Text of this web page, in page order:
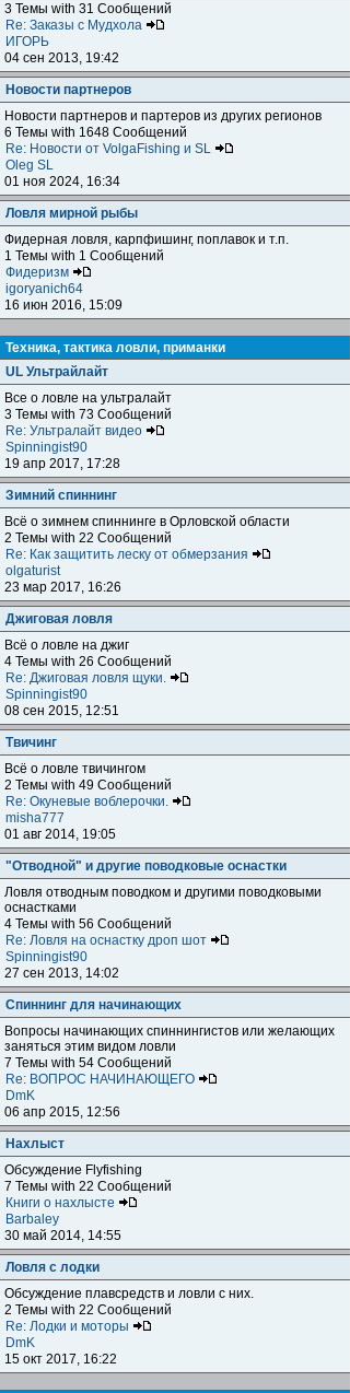
3 Темы with 31 Сообщений
Re: Заказы с Мудхола
ИГОРЬ
04 сен 2013, 19:42
Новости партнеров
Новости партнеров и партеров из других регионов
6 Темы with 1648 Сообщений
Re: Новости от VolgaFishing и SL
Oleg SL
01 ноя 2024, 16:34
Ловля мирной рыбы
Фидерная ловля, карпфишинг, поплавок и т.п.
1 Темы with 1 Сообщений
Фидеризм
igoryanich64
16 июн 2016, 15:09
Техника, тактика ловли, приманки
UL Ультрайлайт
Все о ловле на ультралайт
3 Темы with 73 Сообщений
Re: Ультралайт видео
Spinningist90
19 апр 2017, 17:28
Зимний спиннинг
Всё о зимнем спиннинге в Орловской области
2 Темы with 22 Сообщений
Re: Как защитить леску от обмерзания
olgaturist
23 мар 2017, 16:26
Джиговая ловля
Всё о ловле на джиг
4 Темы with 26 Сообщений
Re: Джиговая ловля щуки.
Spinningist90
08 сен 2015, 12:51
Твичинг
Всё о ловле твичингом
2 Темы with 49 Сообщений
Re: Окуневые воблерочки.
misha777
01 авг 2014, 19:05
"Отводной" и другие поводковые оснастки
Ловля отводным поводком и другими поводковыми
оснастками
4 Темы with 56 Сообщений
Re: Ловля на оснастку дроп шот
Spinningist90
27 сен 2013, 14:02
Спиннинг для начинающих
Вопросы начинающих спиннингистов или желающих
заняться этим видом ловли
7 Темы with 54 Сообщений
Re: ВОПРОС НАЧИНАЮЩЕГО
DmK
06 апр 2015, 12:56
Нахлыст
Обсуждение Flyfishing
7 Темы with 22 Сообщений
Книги о нахлысте
Barbaley
30 май 2014, 14:55
Ловля с лодки
Обсуждение плавсредств и ловли с них.
2 Темы with 22 Сообщений
Re: Лодки и моторы
DmK
15 окт 2017, 16:22